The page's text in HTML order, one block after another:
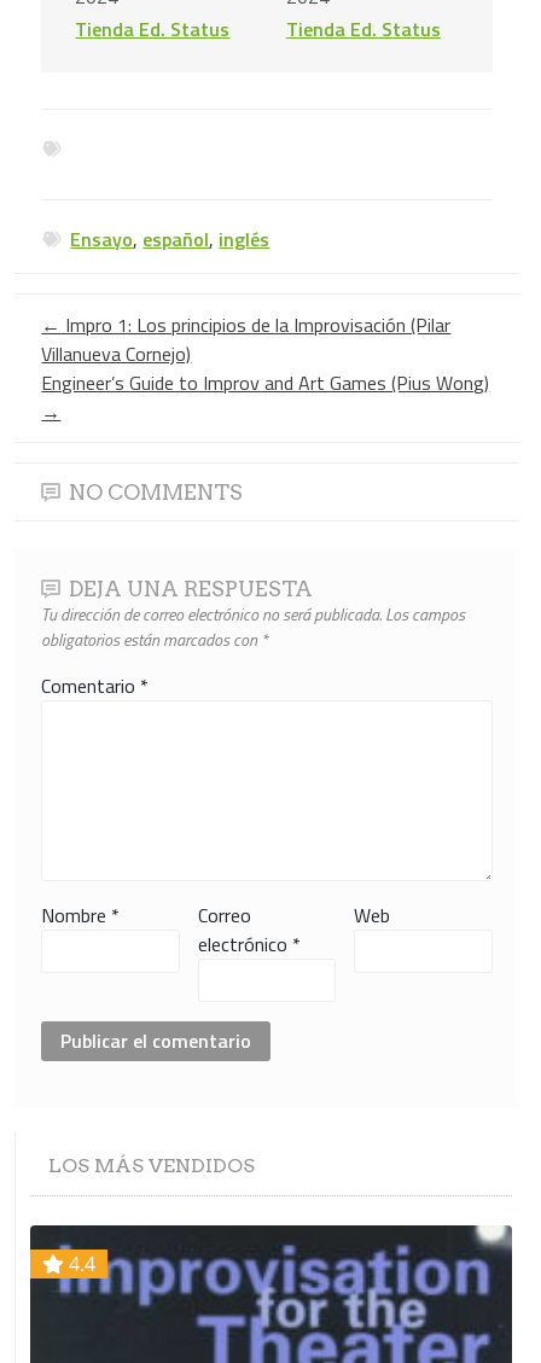
Tienda Ed. Status
Tienda Ed. Status
Ensayo, español, inglés
← Impro 1: Los principios de la Improvisación (Pilar
Villanueva Cornejo)
Engineer’s Guide to Improv and Art Games (Pius Wong)
→
NO COMMENTS
DEJA UNA RESPUESTA
Tu dirección de correo electrónico no será publicada.Los campos
obligatorios están marcados con *
Comentario *
Nombre *
Correo
electrónico *
Web
LOS MÁS VENDIDOS
4.4